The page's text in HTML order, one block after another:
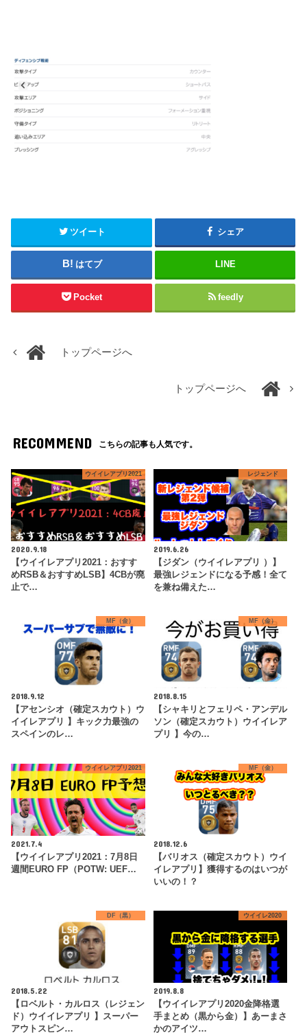
ツイート シェア
はてブ LINE
Pocket feedly
トップページへ
トップページへ
RECOMMEND こちらの記事も人気です。
ウイイレアプリ2021
2020.9.18
【ウイイレアプリ2021：おすす
めRSB＆おすすめLSB】4CBが廃
止で…
レジェンド
2019.6.26
【ジダン（ウイイレアプリ ）】
最強レジェンドになる予感！全て
を兼ね備えた…
MF（金）
2018.9.12
【アセンシオ（確定スカウト）ウ
イイレアプリ 】キック力最強の
スペインのレ…
MF（金）
2018.8.15
【シャキリとフェリペ・アンデル
ソン（確定スカウト）ウイイレア
プリ 】今の…
ウイイレアプリ2021
2021.7.4
【ウイイレアプリ2021：7月8日
週間EURO FP（POTW: UEF…
MF（金）
2018.12.6
【バリオス（確定スカウト）ウイ
イレアプリ】獲得するのはいつが
いいの！？
DF（黒）
2018.5.22
【ロベルト・カルロス（レジェン
ド）ウイイレアプリ 】スーパー
アウトスピン…
ウイイレ2020
2019.8.8
【ウイイレアプリ2020金降格選
手まとめ（黒から金）】あーまさ
かのアイツ…